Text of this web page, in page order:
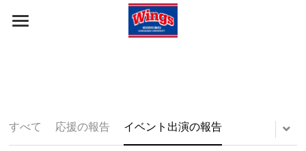
部の概要
すべて 応援の報告 イベント出演の報告